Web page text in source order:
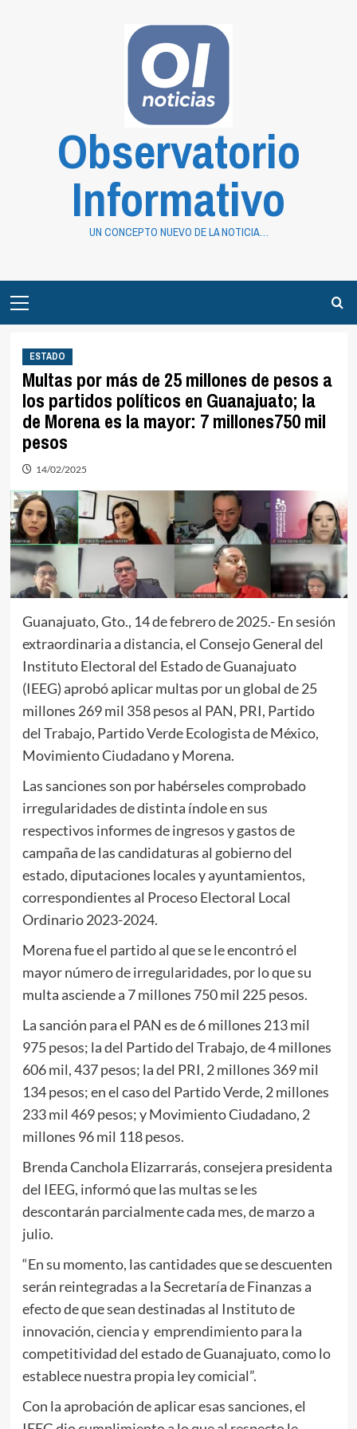
Observatorio
Informativo
UN CONCEPTO NUEVO DE LA NOTICIA…
Menu
ESTADO
Multas por más de 25 millones de pesos a
los partidos políticos en Guanajuato; la
de Morena es la mayor: 7 millones750 mil
pesos
14/02/2025
Guanajuato, Gto., 14 de febrero de 2025.- En sesión
extraordinaria a distancia, el Consejo General del
Instituto Electoral del Estado de Guanajuato
(IEEG) aprobó aplicar multas por un global de 25
millones 269 mil 358 pesos al PAN, PRI, Partido
del Trabajo, Partido Verde Ecologista de México,
Movimiento Ciudadano y Morena.
Las sanciones son por habérseles comprobado
irregularidades de distinta índole en sus
respectivos informes de ingresos y gastos de
campaña de las candidaturas al gobierno del
estado, diputaciones locales y ayuntamientos,
correspondientes al Proceso Electoral Local
Ordinario 2023-2024.
Morena fue el partido al que se le encontró el
mayor número de irregularidades, por lo que su
multa asciende a 7 millones 750 mil 225 pesos.
La sanción para el PAN es de 6 millones 213 mil
975 pesos; la del Partido del Trabajo, de 4 millones
606 mil, 437 pesos; la del PRI, 2 millones 369 mil
134 pesos; en el caso del Partido Verde, 2 millones
233 mil 469 pesos; y Movimiento Ciudadano, 2
millones 96 mil 118 pesos.
Brenda Canchola Elizarrarás, consejera presidenta
del IEEG, informó que las multas se les
descontarán parcialmente cada mes, de marzo a
julio.
“En su momento, las cantidades que se descuenten
serán reintegradas a la Secretaría de Finanzas a
efecto de que sean destinadas al Instituto de
innovación, ciencia y emprendimiento para la
competitividad del estado de Guanajuato, como lo
establece nuestra propia ley comicial”.
Con la aprobación de aplicar esas sanciones, el